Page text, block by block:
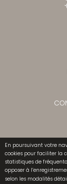
En poursuivant votre
cookies pour faciliter la
statistiques de
opposer à
selon les modalités